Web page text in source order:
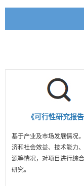
《可行性研究报告
基于产业及市场发展情况
济和社会效益、技术能力
源等情况，对项目进行综
研究。